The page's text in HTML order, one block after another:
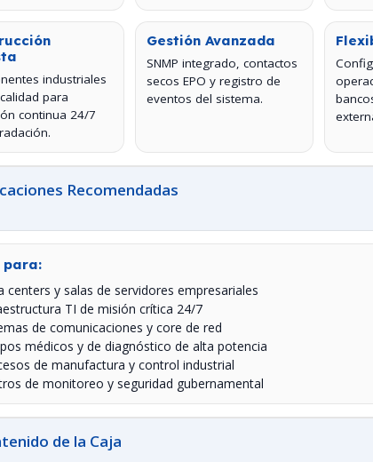
industriales
para
continua 24/7
Gestión Avanzada
SNMP integrado, contactos
secos EPO y registro de
eventos del sistema.
Recomendadas
centers y salas de servidores empresariales
TI de misión crítica 24/7
de comunicaciones y core de red
médicos y de diagnóstico de alta potencia
de manufactura y control industrial
de monitoreo y seguridad gubernamental
de la Caja